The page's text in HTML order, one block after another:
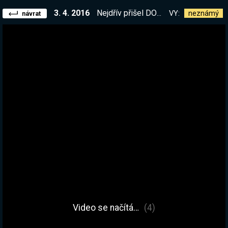
návrat 3. 4. 2016 Nejdřív přišel DORMUL, před všechny se postavil, ruce si promnul a pravil… VY: neznámý
Video se načítá… (4)